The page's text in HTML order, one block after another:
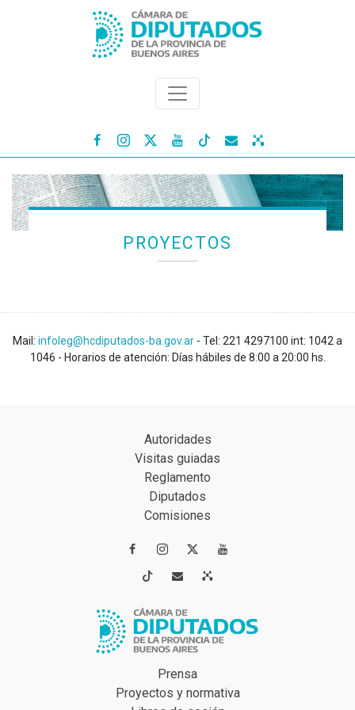
   
PROYECTOS
Mail: infoleg@hcdiputados-ba.gov.ar - Tel: 221 4297100 int: 1042 a
1046 - Horarios de atención: Días hábiles de 8:00 a 20:00 hs.
Autoridades
Visitas guiadas
Reglamento
Diputados
Comisiones
 
 
Prensa
Proyectos y normativa